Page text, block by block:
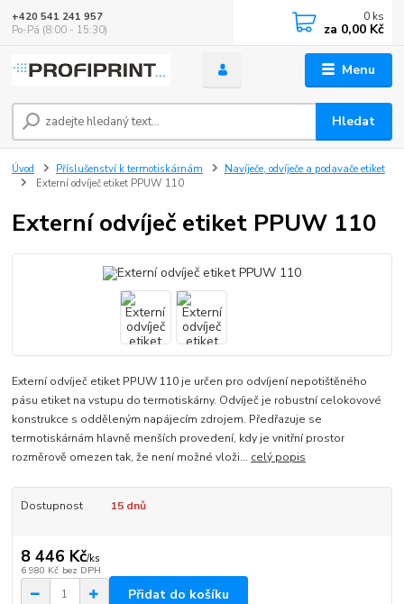
Menu
Hledat
+420 541 241 957
Po-Pá (8:00 - 15:30)
0 ks
za 0,00 Kč
Úvod Příslušenství k termotiskárnám
Navíječe, odvíječe a podavače etiket
Externí odvíječ etiket PPUW 110
Externí odvíječ etiket PPUW 110
Externí odvíječ etiket PPUW 110 je určen pro odvíjení nepotištěného
pásu etiket na vstupu do termotiskárny. Odvíječ je robustní celokovové
konstrukce s odděleným napájecím zdrojem. Předřazuje se
termotiskárnám hlavně menších provedení, kdy je vnitřní prostor
rozměrově omezen tak, že není možné vloži... celý popis
Dostupnost 15 dnů
8 446 Kč/ks
6 980 Kč bez DPH
Přidat do košíku